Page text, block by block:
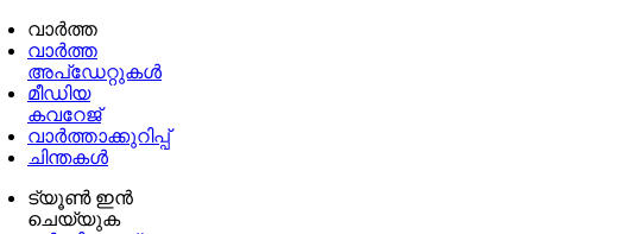
വാർത്ത
വാർത്ത
അപ്ഡേറ്റുകൾ
മീഡിയ
കവറേജ്
വാർത്താക്കുറിപ്പ്
ചിന്തകൾ
ട്യൂൺ ഇൻ
ചെയ്യുക